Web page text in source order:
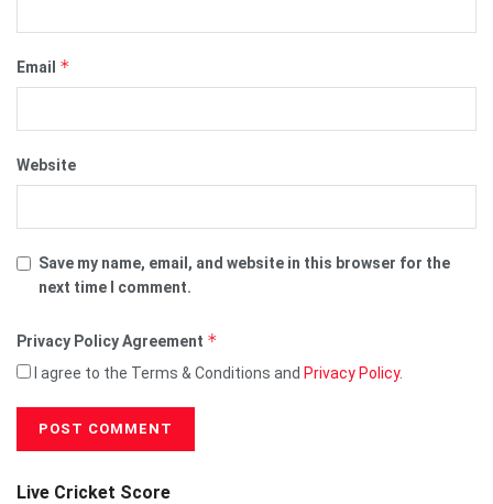
Email *
Website
Save my name, email, and website in this browser for the
next time I comment.
Privacy Policy Agreement *
I agree to the Terms & Conditions and Privacy Policy.
Live Cricket Score